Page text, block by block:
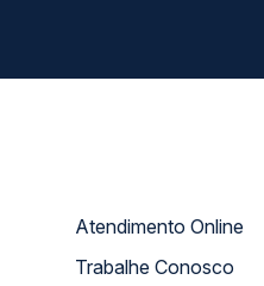
Atendimento Online
Trabalhe Conosco